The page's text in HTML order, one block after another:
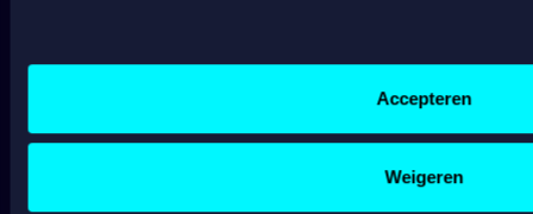
Advertentie- en contentmeting, inzichten in het publiek
Sociale media functionaliteit.
Accepteren
Weigeren
Wedden op Feyenoord
CASINO